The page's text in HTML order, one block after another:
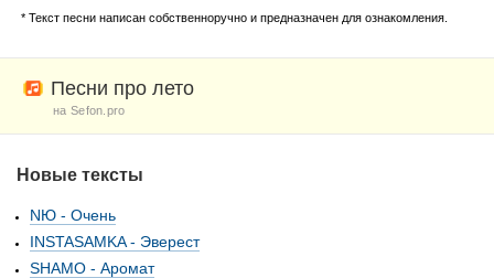
* Текст песни написан собственноручно и предназначен для ознакомления.
Песни про лето
на Sefon.pro
Новые тексты
NЮ - Очень
INSTASAMKA - Эверест
SHAMO - Аромат